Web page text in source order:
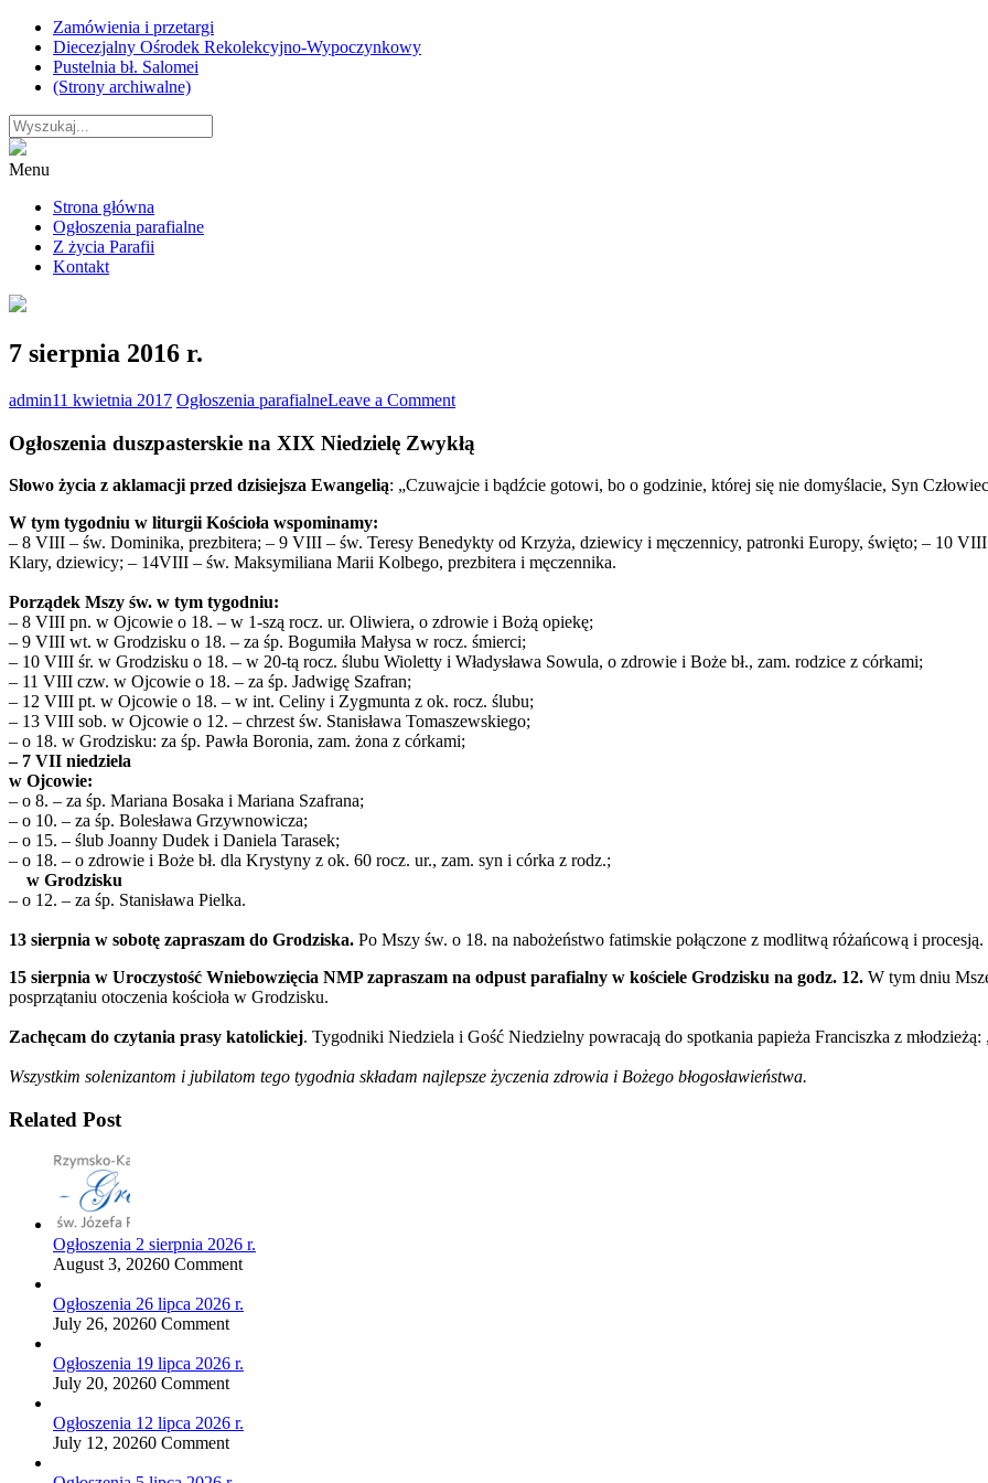
Skip
content
Zamówienia i przetargi
Diecezjalny Ośrodek Rekolekcyjno-Wypoczynkowy
Pustelnia bł. Salomei
(Strony archiwalne)
Menu
Strona główna
Ogłoszenia parafialne
Z życia Parafii
Kontakt
7 sierpnia 2016 r.
admin11 kwietnia 2017 Ogłoszenia parafialneLeave a Commenton
sierpnia
2016
r.
Ogłoszenia duszpasterskie na XIX Niedzielę Zwykłą
Słowo życia z aklamacji przed dzisiejsza Ewangelią: „Czuwajcie i bądźcie gotowi, bo o godzinie, której się nie domyślacie, Syn
W tym tygodniu w liturgii Kościoła wspominamy:
– 8 VIII – św. Dominika, prezbitera; – 9 VIII – św. Teresy Benedykty od Krzyża, dziewicy i męczennicy, patronki Europy, święto; – 10
Klary, dziewicy; – 14VIII – św. Maksymiliana Marii Kolbego, prezbitera i męczennika.
Porządek Mszy św. w tym tygodniu:
– 8 VIII pn. w Ojcowie o 18. – w 1-szą rocz. ur. Oliwiera, o zdrowie i Bożą opiekę;
– 9 VIII wt. w Grodzisku o 18. – za śp. Bogumiła Małysa w rocz. śmierci;
– 10 VIII śr. w Grodzisku o 18. – w 20-tą rocz. ślubu Wioletty i Władysława Sowula, o zdrowie i Boże bł., zam. rodzice z córkami;
– 11 VIII czw. w Ojcowie o 18. – za śp. Jadwigę Szafran;
– 12 VIII pt. w Ojcowie o 18. – w int. Celiny i Zygmunta z ok. rocz. ślubu;
– 13 VIII sob. w Ojcowie o 12. – chrzest św. Stanisława Tomaszewskiego;
– o 18. w Grodzisku: za śp. Pawła Boronia, zam. żona z córkami;
– 7 VII niedziela
w Ojcowie:
– o 8. – za śp. Mariana Bosaka i Mariana Szafrana;
– o 10. – za śp. Bolesława Grzywnowicza;
– o 15. – ślub Joanny Dudek i Daniela Tarasek;
– o 18. – o zdrowie i Boże bł. dla Krystyny z ok. 60 rocz. ur., zam. syn i córka z rodz.;
w Grodzisku
– o 12. – za śp. Stanisława Pielka.
13 sierpnia w sobotę zapraszam do Grodziska. Po Mszy św. o 18. na nabożeństwo fatimskie połączone z modlitwą różańcową i procesją.
15 sierpnia w Uroczystość Wniebowzięcia NMP zapraszam na odpust parafialny w kościele Grodzisku na godz. 12. W tym dniu
posprzątaniu otoczenia kościoła w Grodzisku.
Zachęcam do czytania prasy katolickiej. Tygodniki Niedziela i Gość Niedzielny powracają do spotkania papieża Franciszka z
Wszystkim solenizantom i jubilatom tego tygodnia składam najlepsze życzenia zdrowia i Bożego błogosławieństwa.
Related Post
Ogłoszenia 2 sierpnia 2026 r.
August 3, 20260 Comment
Ogłoszenia 26 lipca 2026 r.
July 26, 20260 Comment
Ogłoszenia 19 lipca 2026 r.
July 20, 20260 Comment
Ogłoszenia 12 lipca 2026 r.
July 12, 20260 Comment